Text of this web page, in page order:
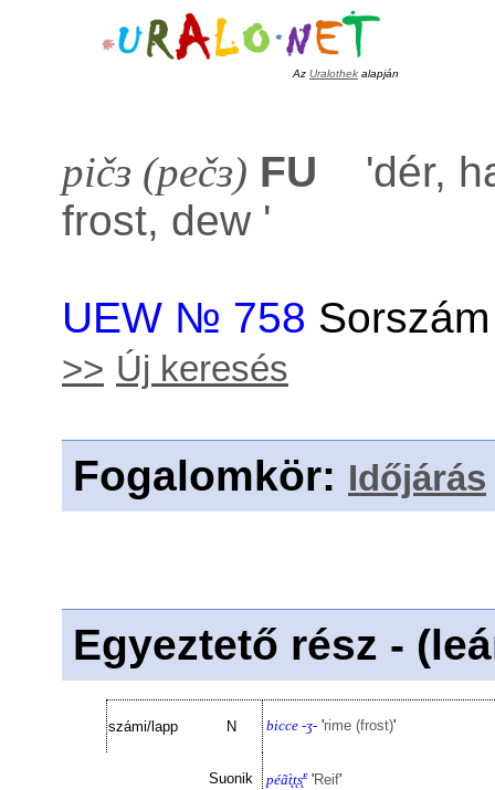
Az Uralothek alapján
pičɜ (pečɜ) FU 'dér,
frost, dew '
UEW № 758
>> Új keresés
Fogalomkör: Időjárás
Egyeztető rész -
számi/lapp N bicce -ʒ- 'rime (frost)'
Suonik péãt̨̀t̨s̨ᴇ'Reif'